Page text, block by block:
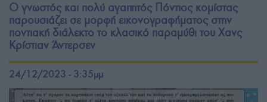
Ο γνωστός και πολύ αγαπητός Πόντιος κομίστας
παρουσιάζει σε μορφή εικονογραφήματος στην
ποντιακή διάλεκτο το κλασικό παραμύθι του Χανς
Κρίστιαν Άντερσεν
24/12/2023 - 3:35μμ